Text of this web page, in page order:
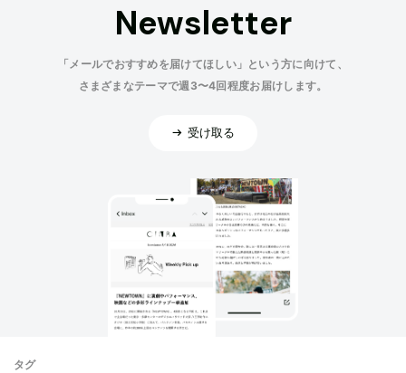
Newsletter
「メールでおすすめを届けてほしい」という方に向けて、
さまざまなテーマで週3〜4回程度お届けします。
受け取る
タグ